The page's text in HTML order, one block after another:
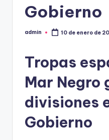
Gobierno
Publicado
admin 10 de enero de
Tropas
Mar Negro
divisiones
Gobierno